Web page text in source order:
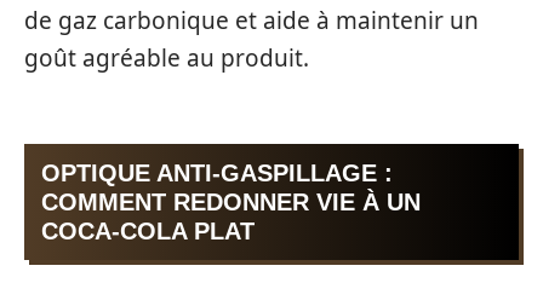
de gaz carbonique et aide à maintenir un
goût agréable au produit.
OPTIQUE ANTI-GASPILLAGE :
COMMENT REDONNER VIE À UN
COCA-COLA PLAT